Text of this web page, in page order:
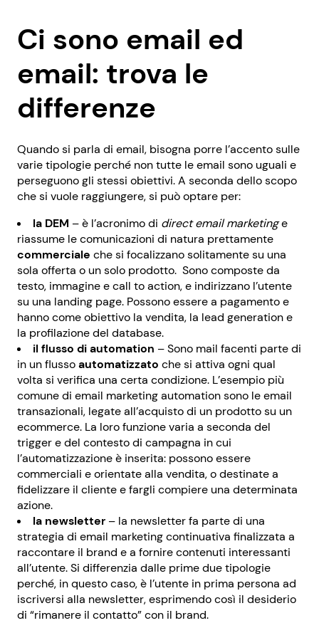
Ci sono email ed
email: trova le
differenze
Quando si parla di email, bisogna porre l’accento sulle
varie tipologie perché non tutte le email sono uguali e
perseguono gli stessi obiettivi. A seconda dello scopo
che si vuole raggiungere, si può optare per:
la DEM – è l’acronimo di direct email marketinge
riassume le comunicazioni di natura prettamente
commerciale che si focalizzano solitamente su una
sola offerta o un solo prodotto. Sono composte da
testo, immagine e call to action, e indirizzano l’utente
su una landing page. Possono essere a pagamento e
hanno come obiettivo la vendita, la lead generation e
la profilazione del database.
il flusso di automation – Sono mail facenti parte di
in un flussoautomatizzato che si attiva ogni qual
volta si verifica una certa condizione. L’esempio più
comune di email marketing automation sono le email
transazionali, legate all’acquisto di un prodotto su un
ecommerce. La loro funzione varia a seconda del
trigger e del contesto di campagna in cui
l’automatizzazione è inserita: possono essere
commerciali e orientate alla vendita, o destinate a
fidelizzare il cliente e fargli compiere una determinata
azione.
la newsletter – la newsletter fa parte di una
strategia di email marketing continuativa finalizzata a
raccontare il brand e a fornire contenuti interessanti
all’utente. Si differenzia dalle prime due tipologie
perché, in questo caso, è l’utente in prima persona ad
iscriversi alla newsletter, esprimendo così il desiderio
di “rimanere il contatto” con il brand.